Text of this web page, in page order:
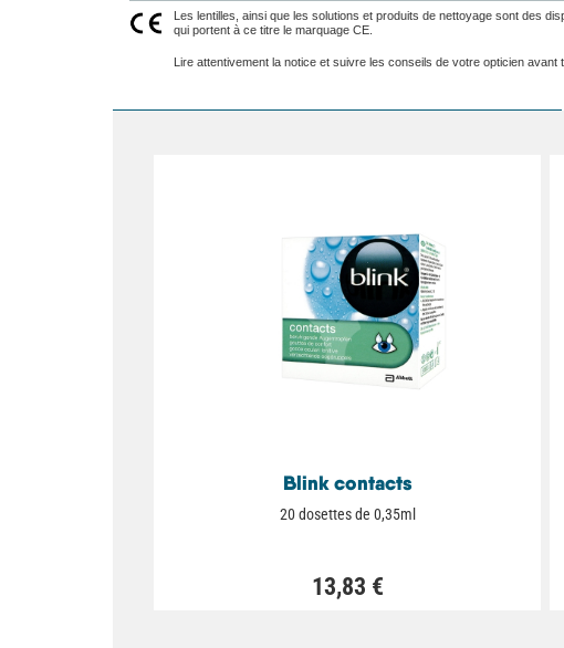
Les lentilles, ainsi que les solutions et produits de nettoyage sont des
qui portent à ce titre le marquage CE.
Lire attentivement la notice et suivre les conseils de votre opticien avant
Blink contacts
20 dosettes de 0,35ml
13,83 €